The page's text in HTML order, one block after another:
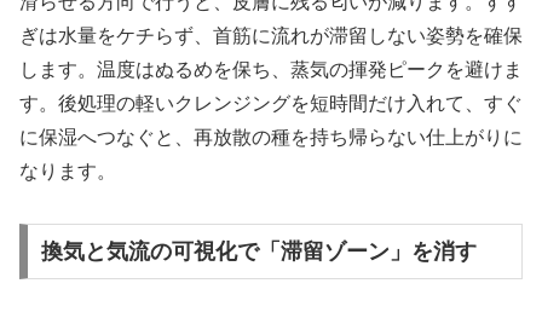
ぎは水量をケチらず、首筋に流れが滞留しない姿勢を確保
します。温度はぬるめを保ち、蒸気の揮発ピークを避けま
す。後処理の軽いクレンジングを短時間だけ入れて、すぐ
に保湿へつなぐと、再放散の種を持ち帰らない仕上がりに
なります。
換気と気流の可視化で「滞留ゾーン」を消す